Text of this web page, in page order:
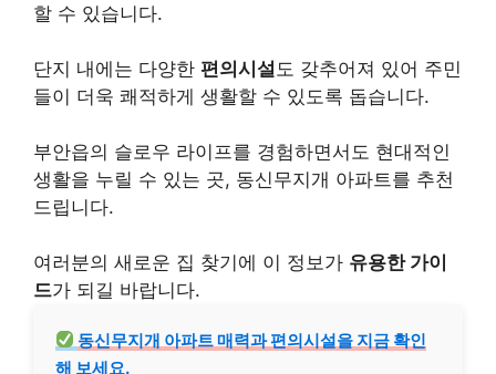
할 수 있습니다.
단지 내에는 다양한 편의시설 도 갖추어져 있어 주민
들이 더욱 쾌적하게 생활할 수 있도록 돕습니다.
부안읍의 슬로우 라이프를 경험하면서도 현대적인
생활을 누릴 수 있는 곳, 동신무지개 아파트를 추천
드립니다.
여러분의 새로운 집 찾기에 이 정보가 유용한 가이
드가 되길 바랍니다.
동신무지개 아파트 매력과 편의시설을 지금 확인
해 보세요.